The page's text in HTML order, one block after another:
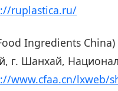
ruplastica.ru/
Ingredients China)
г. Шанхай,
www.cfaa.cn/lxweb/